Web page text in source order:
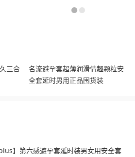
三合
名流避孕套超薄润滑情趣颗粒安
全套延时男用正品囤货装
plus】第六感避孕套延时装男女用安全套